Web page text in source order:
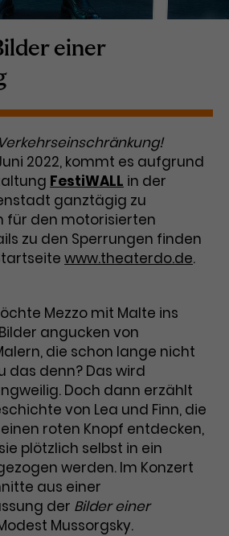
installiert. Das Cookie
zu speichern, wie
eine Website
und hilft bei der Erstellung
Analyseberichts über die
der Website. Die
Daten umfassen in
Form die Anzahl
die Quelle, aus der sie
und die besuchten
63561367-1
Analytics
ist ein von Google Analytics
Cookie. Bestimmte
werden nur maximal einmal
an Google Analytics
Solange es gesetzt ist,
Cookie speichert
zu Werbeklicks und
der Zuordnung von
zu Google Ads-
/ DoubleClick
Cookie wird verwendet, um
mit
zu messen und
Funktionen
einer
Verkehrseinschränkung!
2022, kommt es aufgrund
FestiWALL in der
ganztägig zu
für den motorisierten
zu den Sperrungen finden
www.theaterdo.de.
Mezzo mit Malte ins
angucken von
die schon lange nicht
das denn? Das wird
Doch dann erzählt
von Lea und Finn, die
roten Knopf entdecken,
plötzlich selbst in ein
werden. Im Konzert
aus einer
der Bilder einer
Mussorgsky.